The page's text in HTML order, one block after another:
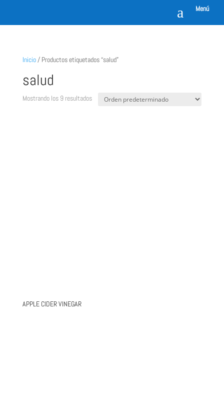
a Menú
Inicio/ Productos etiquetados “salud”
salud
Mostrando los 9 resultados
APPLE CIDER VINEGAR